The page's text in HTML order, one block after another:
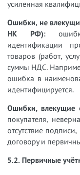
усиленная
Ошибки, не
НК РФ):
идентификации
товаров (работ,
суммы НДС.
ошибка в
идентифицируется.
Ошибки, влекущие
покупателя,
отсутствие
договору и
5.2. Первичные